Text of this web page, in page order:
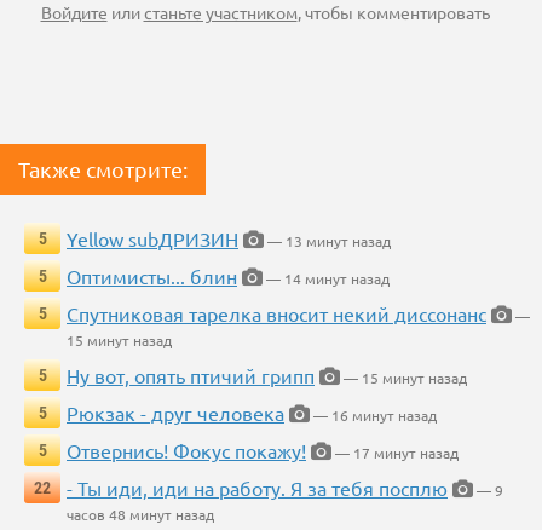
Войдите илистаньте участником, чтобы комментировать
Также смотрите:
5 Yellow subДРИЗИН
— 13 минут назад
5
Оптимисты... блин
— 14 минут назад
5
Спутниковая тарелка вносит некий диссонанс
—
15 минут назад
5
Ну вот, опять птичий грипп
— 15 минут назад
5
Рюкзак - друг человека
— 16 минут назад
5
Отвернись! Фокус покажу!
— 17 минут назад
22
- Ты иди, иди на работу. Я за тебя посплю
— 9
часов 48 минут назад